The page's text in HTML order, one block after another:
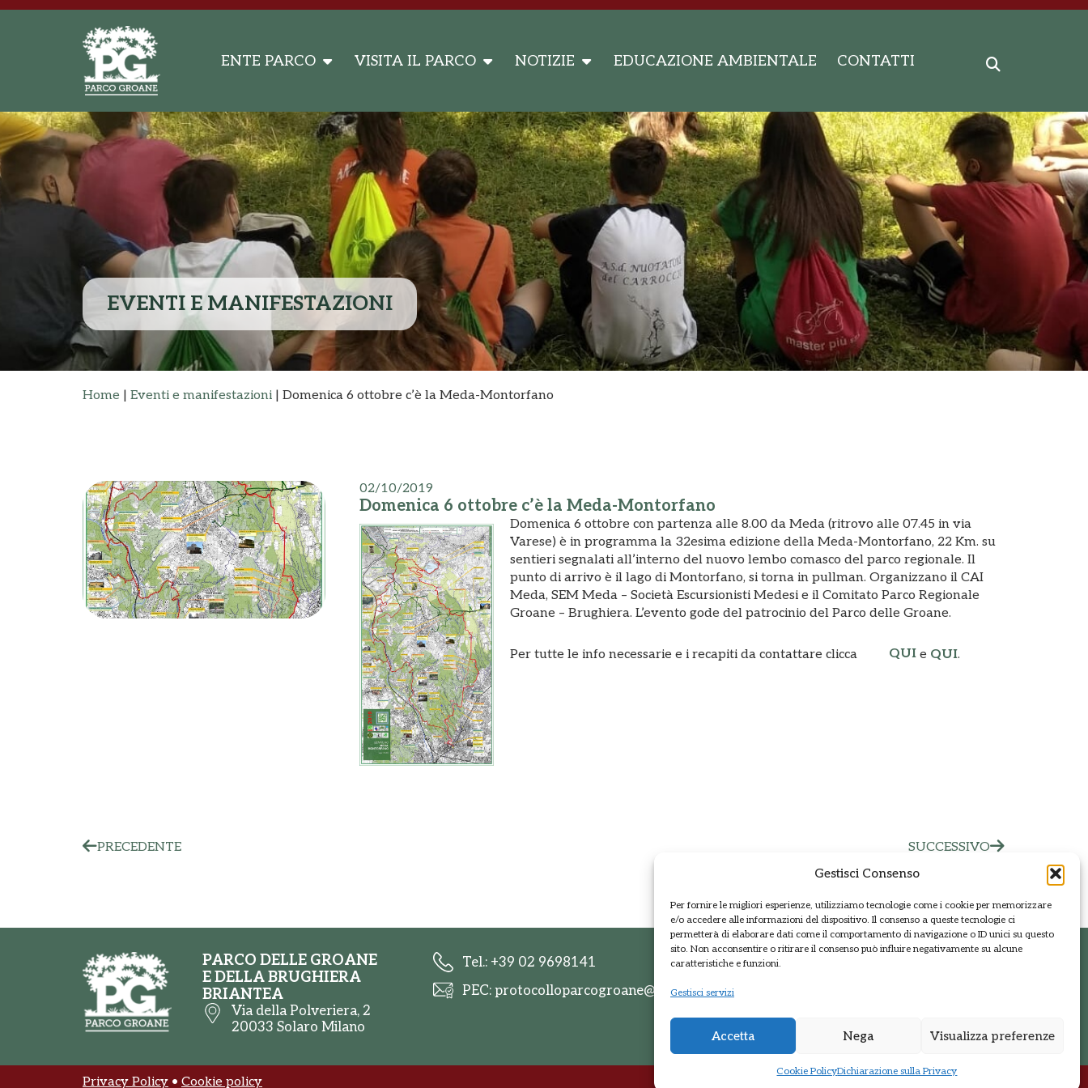
Gestisci Consenso
Per fornire le migliori esperienze, utilizziamo tecnologie come i cookie per memorizzare
e/o accedere alle informazioni del dispositivo. Il consenso a queste tecnologie ci
permetterà di elaborare dati come il comportamento di navigazione o ID unici su questo
sito. Non acconsentire o ritirare il consenso può influire negativamente su alcune
caratteristiche e funzioni.
Gestisci servizi
Accetta Nega Visualizza preferenze
Cookie PolicyDichiarazione sulla Privacy
ENTE PARCO VISITA IL PARCO NOTIZIE EDUCAZIONE AMBIENTALE CONTATTI
EVENTI E MANIFESTAZIONI
Home | Eventi e manifestazioni | Domenica 6 ottobre c’è la Meda-Montorfano
02/10/2019
Domenica 6 ottobre c’è la Meda-Montorfano
Domenica 6 ottobre con partenza alle 8.00 da Meda (ritrovo alle 07.45 in via
Varese) è in programma la 32esima edizione della Meda-Montorfano, 22 Km. su
sentieri segnalati all’interno del nuovo lembo comasco del parco regionale. Il
punto di arrivo è il lago di Montorfano, si torna in pullman. Organizzano il CAI
Meda, SEM Meda – Società Escursionisti Medesi e il Comitato Parco Regionale
Groane – Brughiera. L’evento gode del patrocinio del Parco delle Groane.
Per tutte le info necessarie e i recapiti da contattare clicca QUI e QUI.
PRECEDENTE SUCCESSIVO
PARCO DELLE GROANE
E DELLA BRUGHIERA
BRIANTEA
Via della Polveriera, 2
20033 Solaro Milano
Tel.: +39 02 9698141
PEC: protocolloparcogroane@promopec.it
Privacy Policy • Cookie policy